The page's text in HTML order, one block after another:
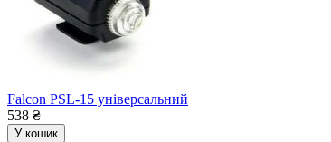
Falcon PSL-15 універсальний
538 ₴
У кошик